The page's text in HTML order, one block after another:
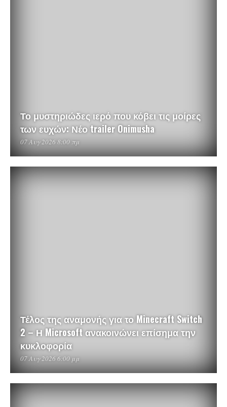
Το μυστηριώδες ιερό που κόβει τις μοίρες
των ευχών: Νέο trailer Onimusha
07 Αυγ 2026 8:00 πμ
Τέλος της αναμονής για το Minecraft Switch
2 – Η Microsoft ανακοινώνει επίσημα την
κυκλοφορία
07 Αυγ 2026 6:00 μμ